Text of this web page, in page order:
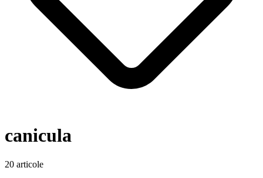
canicula
20 articole